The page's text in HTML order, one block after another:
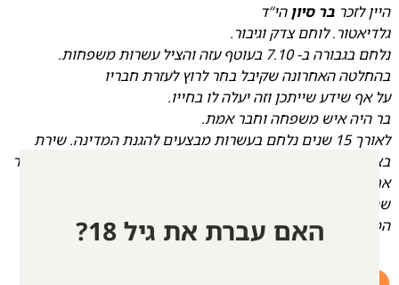
היין לזכר בר סיוןהי”ד
גלדיאטור. לוחם צדק וגיבור.
נלחם בגבורה ב- 7.10 בעוטף עזה והציל עשרות משפחות.
בהחלטה האחרונה שקיבל בחר לרוץ לעזרת חבריו
על אף שידע שייתכן וזה יעלה לו בחייו.
בר היה איש משפחה וחבר אמת.
לאורך 15 שנים נלחם בעשרות מבצעים להגנת המדינה. שירת
בצה״ל בחטיבת החילוץ וההצלה ולאחר מכן עבר לימ״מ. בר הותיר
אחריו משפחה ועשרות חברים
שהיו עבורו כאחים
המבטיחים לנסות ולהיות ראויים לגבורתו.
האם עברת את גיל 18?